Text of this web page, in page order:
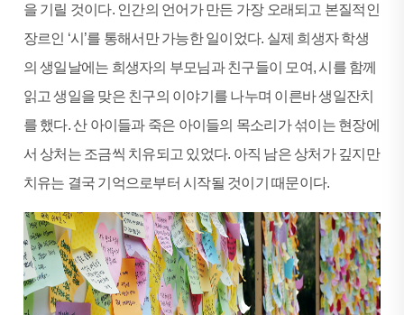
을 기릴 것이다. 인간의 언어가 만든 가장 오래되고 본질적인
장르인 ‘시’를 통해서만 가능한 일이었다. 실제 희생자 학생
의 생일날에는 희생자의 부모님과 친구들이 모여, 시를 함께
읽고 생일을 맞은 친구의 이야기를 나누며 이른바 생일잔치
를 했다. 산 아이들과 죽은 아이들의 목소리가 섞이는 현장에
서 상처는 조금씩 치유되고 있었다. 아직 남은 상처가 깊지만
치유는 결국 기억으로부터 시작될 것이기 때문이다.